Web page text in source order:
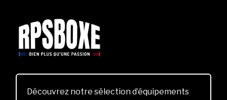
Découvrez notre sélection d’équipements